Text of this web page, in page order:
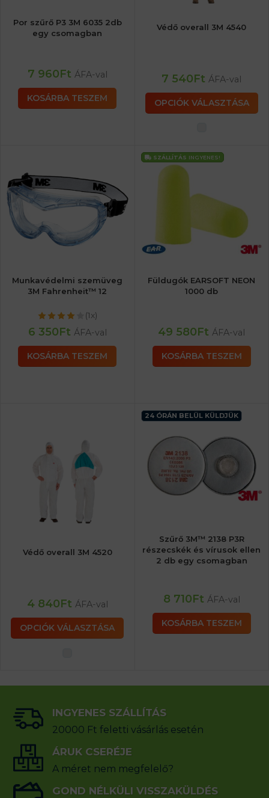
Por szűrő P3 3M 6035 2db
egy csomagban
7 960Ft ÁFA-val
KOSÁRBA TESZEM
Védő overall 3M 4540
7 540Ft ÁFA-val
OPCIÓK VÁLASZTÁSA
Munkavédelmi szemüveg
3M Fahrenheit™ 12
(1x)
6 350Ft ÁFA-val
KOSÁRBA TESZEM
SZÁLLÍTÁS INGYENES!
Füldugók EARSOFT NEON
1000 db
49 580Ft ÁFA-val
KOSÁRBA TESZEM
Védő overall 3M 4520
4 840Ft ÁFA-val
OPCIÓK VÁLASZTÁSA
24 ÓRÁN BELÜL KÜLDJÜK
Szűrő 3M™ 2138 P3R
részecskék és vírusok ellen
2 db egy csomagban
8 710Ft ÁFA-val
KOSÁRBA TESZEM
INGYENES SZÁLLÍTÁS
20000 Ft feletti vásárlás esetén
ÁRUK CSERÉJE
A méret nem megfelelő?
GOND NÉLKÜLI VISSZAKÜLDÉS